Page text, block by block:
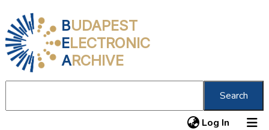
BUDAPEST
ELECTRONIC
ARCHIVE
Search
Log In (current)